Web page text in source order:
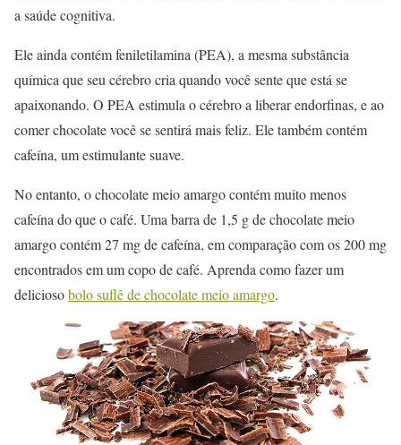
a saúde cognitiva.
Ele ainda contém feniletilamina (PEA), a mesma substância
química que seu cérebro cria quando você sente que está se
apaixonando. O PEA estimula o cérebro a liberar endorfinas, e ao
comer chocolate você se sentirá mais feliz. Ele também contém
cafeína, um estimulante suave.
No entanto, o chocolate meio amargo contém muito menos
cafeína do que o café. Uma barra de 1,5 g de chocolate meio
amargo contém 27 mg de cafeína, em comparação com os 200 mg
encontrados em um copo de café. Aprenda como fazer um
deliciosobolo suflê de chocolate meio amargo.